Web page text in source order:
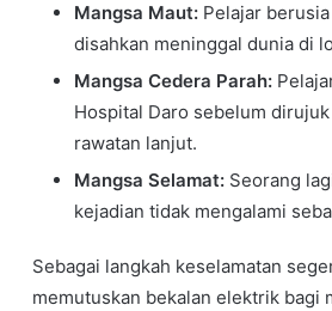
Mangsa Maut: Pelajar
disahkan meninggal dunia di
Mangsa Cedera Parah:
Hospital Daro sebelum
rawatan lanjut.
Mangsa Selamat: Seorang
kejadian tidak mengalami
Sebagai langkah keselamatan
memutuskan bekalan elektrik bagi